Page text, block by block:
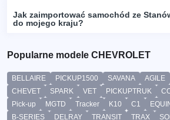
Jak zaimportować samochód ze
do mojego kraju?
Popularne modele CHEVROLET
BELLAIRE PICKUP1500 SAVANA AGILE
CHEVET
SPARK VET PICKUPTRUK
Pick-up
MGTD Tracker K10 C1
B-SERIES
DELRAY TRANSIT TRAX